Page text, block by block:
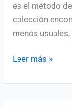
es el método
colección
menos
Iconos
tarjetas
Leer más »